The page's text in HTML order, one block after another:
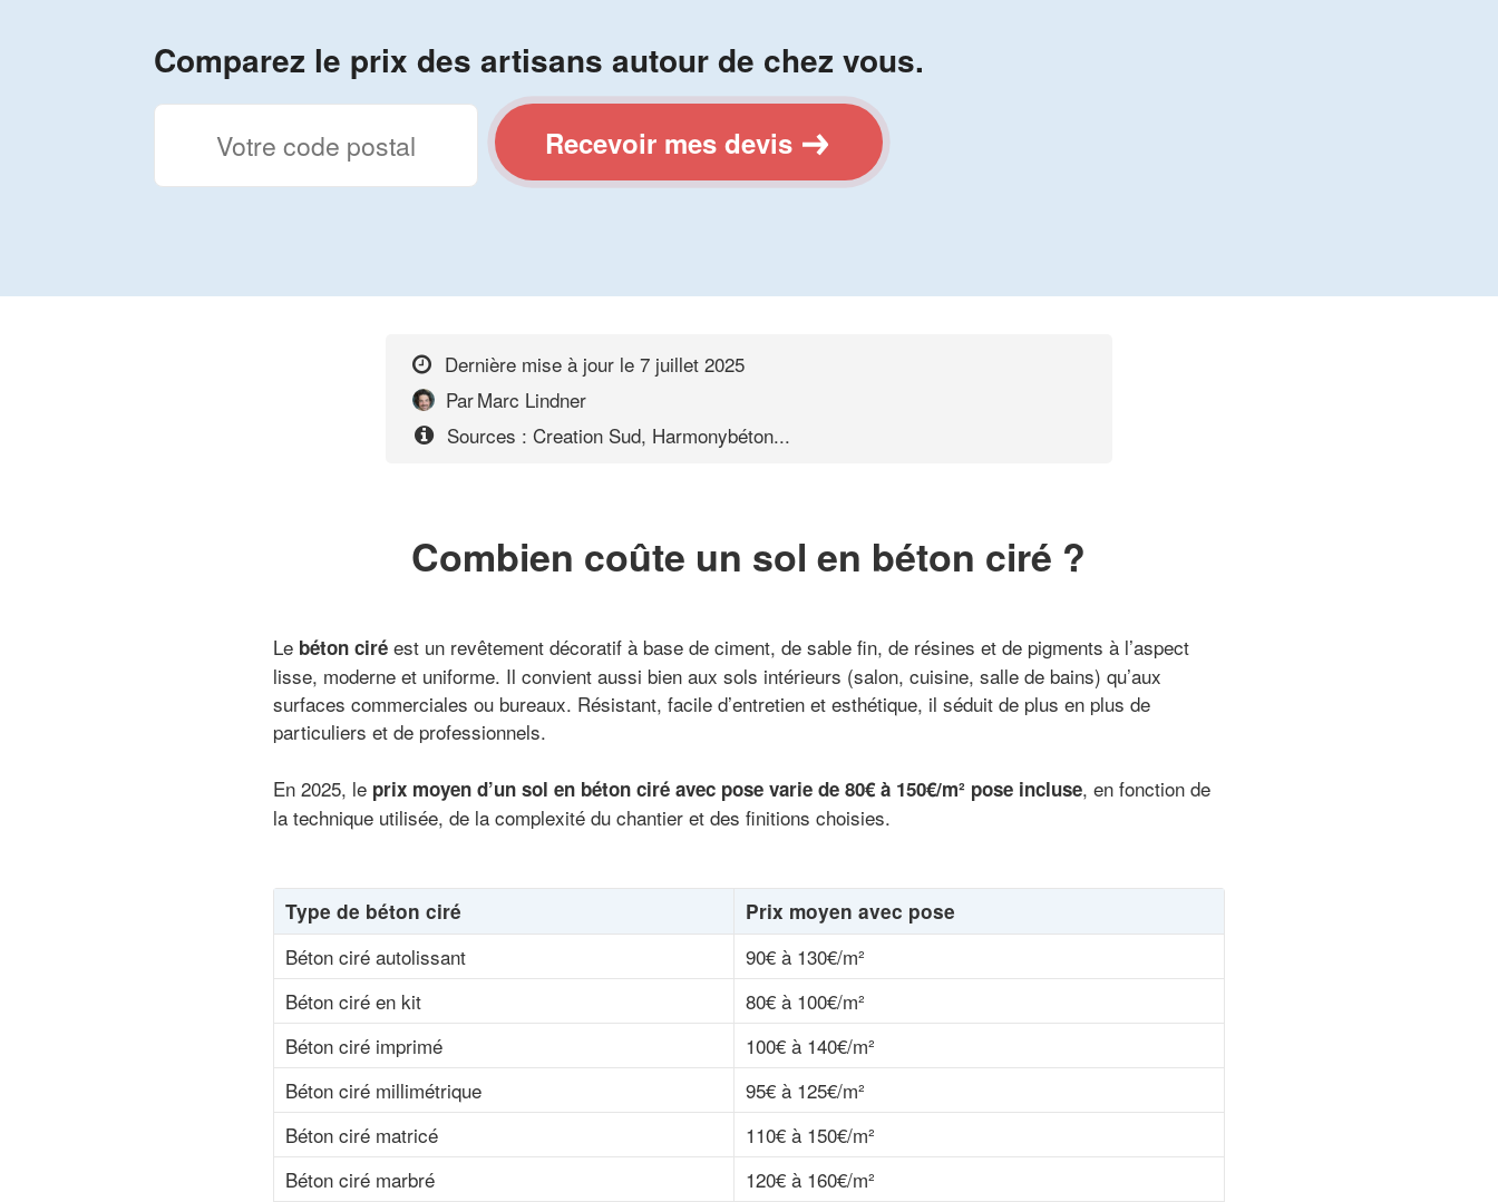
Comparez le prix des artisans autour de chez vous.
Recevoir mes devis
Dernière mise à jour le 7 juillet 2025
ParMarc Lindner
Sources : Creation Sud, Harmonybéton...
Combien coûte un sol en béton ciré ?
Le béton ciréest un revêtement décoratif à base de ciment, de sable fin, de résines et de pigments à l’aspect
lisse, moderne et uniforme. Il convient aussi bien aux sols intérieurs (salon, cuisine, salle de bains) qu’aux
surfaces commerciales ou bureaux. Résistant, facile d’entretien et esthétique, il séduit de plus en plus de
particuliers et de professionnels.
En 2025, le prix moyen d’un sol en béton ciré avec pose varie de 80€ à 150€/m² pose incluse, en fonction de
la technique utilisée, de la complexité du chantier et des finitions choisies.
Type de béton ciré
Prix moyen avec pose
Béton ciré autolissant
90€ à 130€/m²
Béton ciré en kit
80€ à 100€/m²
Béton ciré imprimé
100€ à 140€/m²
Béton ciré millimétrique
95€ à 125€/m²
Béton ciré matricé
110€ à 150€/m²
Béton ciré marbré
120€ à 160€/m²